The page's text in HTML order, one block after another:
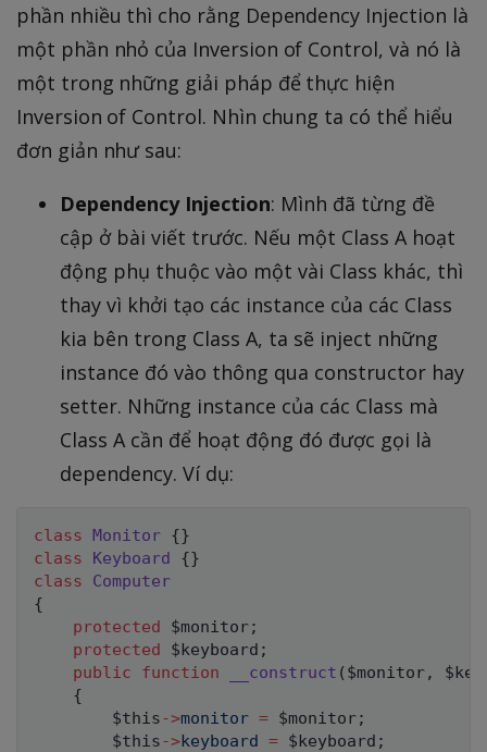
phần nhiều thì cho rằng Dependency Injection là
một phần nhỏ của Inversion of Control, và nó là
một trong những giải pháp để thực hiện
Inversion of Control. Nhìn chung ta có thể hiểu
đơn giản như sau:
Dependency Injection: Mình đã từng đề
cập ở bài viết trước. Nếu một Class A hoạt
động phụ thuộc vào một vài Class khác, thì
thay vì khởi tạo các instance của các Class
kia bên trong Class A, ta sẽ inject những
instance đó vào thông qua constructor hay
setter. Những instance của các Class mà
Class A cần để hoạt động đó được gọi là
dependency. Ví dụ:
class Monitor {}
class
Keyboard {}
class
Computer
{
protected
$monitor;
protected
$keyboard ;
public
function __construct ( $monitor,
{
$this->monitor = $monitor;
$this->keyboard = $keyboard ;